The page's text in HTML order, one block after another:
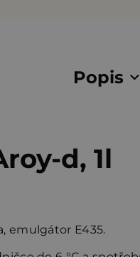
Popis
d, 1l
emulgátor E435.